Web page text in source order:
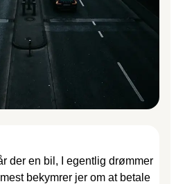
der en bil, I egentlig drømmer
bekymrer jer om at betale